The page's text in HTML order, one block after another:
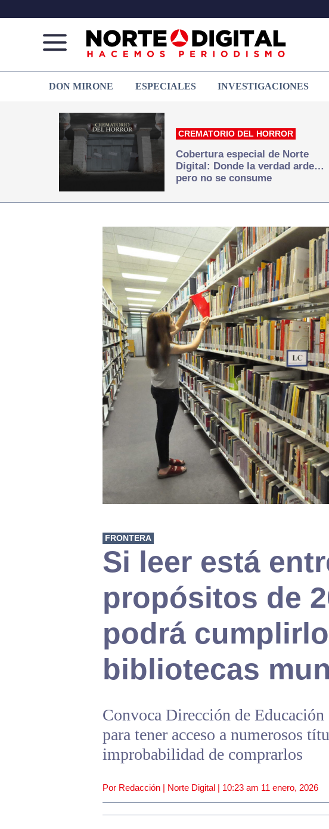
de
Juárez
que
hacemos periodismo
DON MIRONE ESPECIALES INVESTIGACIONES
CREMATORIO DEL HORROR
Cobertura especial de Norte
Digital: Donde la verdad arde…
pero no se consume
FRONTERA
Si leer está
propósitos de
podrá
bibliotecas
Convoca Dirección de
para tener acceso a numerosos
improbabilidad de comprarlos
Por Redacción | Norte Digital | 10:23 am 11 enero, 2026